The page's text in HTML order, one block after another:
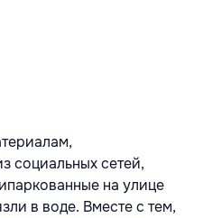
социальных сетей,
на улице
в воде. Вместе с тем,